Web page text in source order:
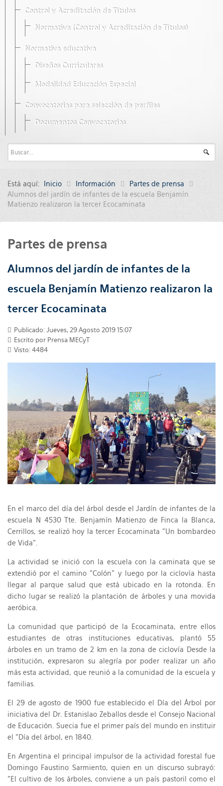
Control y Acreditación de Títulos
Normativa (Control y Acreditación de Títulos)
Normativa educativa
Diseños Curriculares
Modalidad Educación Especial
Convocatorias para selección de perfiles
Documentos Convocatorias
Está aquí: Inicio Información
Partes de prensa
Alumnos del jardín de infantes de la escuela Benjamín
Matienzo realizaron la tercer Ecocaminata
Partes de prensa
Alumnos del jardín de infantes de la
escuela Benjamín Matienzo realizaron la
tercer Ecocaminata
Publicado: Jueves, 29 Agosto 2019 15:07
Escrito por Prensa MECyT
Visto: 4484
En el marco del día del árbol desde el Jardín de infantes de la
escuela N 4530 Tte. Benjamín Matienzo de Finca la Blanca,
Cerrillos, se realizó hoy la tercer Ecocaminata "Un bombardeo
de Vida".
La actividad se inició con la escuela con la caminata que se
extendió por el camino "Colón" y luego por la ciclovía hasta
llegar al parque salud que está ubicado en la rotonda. En
dicho lugar se realizó la plantación de árboles y una movida
aeróbica.
La comunidad que participó de la Ecocaminata, entre ellos
estudiantes de otras instituciones educativas, plantó 55
árboles en un tramo de 2 km en la zona de ciclovía Desde la
institución, expresaron su alegría por poder realizar un año
más esta actividad, que reunió a la comunidad de la escuela y
familias.
El 29 de agosto de 1900 fue establecido el Día del Árbol por
iniciativa del Dr. Estanislao Zeballos desde el Consejo Nacional
de Educación. Suecia fue el primer país del mundo en instituir
el "Día del árbol, en 1840.
En Argentina el principal impulsor de la actividad forestal fue
Domingo Faustino Sarmiento, quien en un discurso subrayó:
"El cultivo de los árboles, conviene a un país pastoril como el